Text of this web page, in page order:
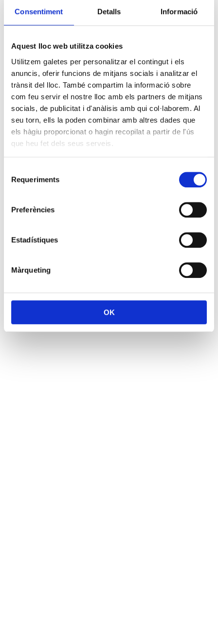
Consentiment Detalls Informació
Aquest lloc web utilitza cookies
Utilitzem galetes per personalitzar el contingut i els
anuncis, oferir funcions de mitjans socials i analitzar el
trànsit del lloc. També compartim la informació sobre
com feu servir el nostre lloc amb els partners de mitjans
socials, de publicitat i d'anàlisis amb qui col·laborem. Al
seu torn, ells la poden combinar amb altres dades que
els hàgiu proporcionat o hagin recopilat a partir de l'ús
que heu fet dels seus serveis.
Requeriments
Preferències
Estadístiques
Màrqueting
OK